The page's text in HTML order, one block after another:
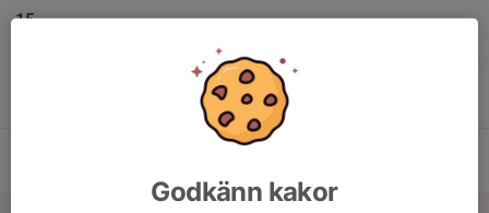
15
Godkänn kakor